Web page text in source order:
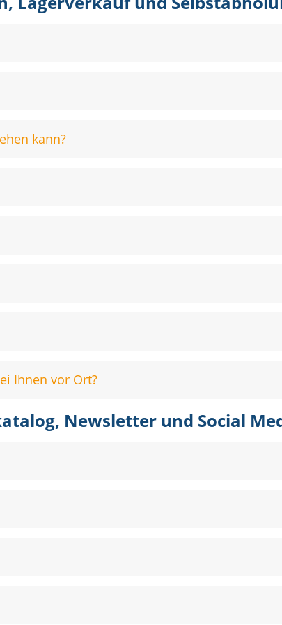
kann?
Ihnen vor Ort?
Newsletter und Social